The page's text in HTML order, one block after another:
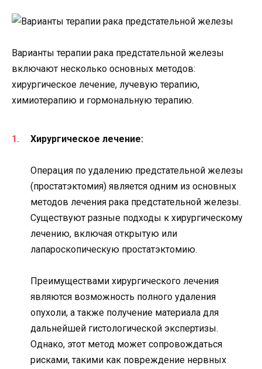
Варианты терапии рака предстательной железы
включают несколько основных методов:
хирургическое лечение, лучевую терапию,
химиотерапию и гормональную терапию.
Хирургическое лечение:
Операция по удалению предстательной железы
(простатэктомия) является одним из основных
методов лечения рака предстательной железы.
Существуют разные подходы к хирургическому
лечению, включая открытую или
лапароскопическую простатэктомию.
Преимуществами хирургического лечения
являются возможность полного удаления
опухоли, а также получение материала для
дальнейшей гистологической экспертизы.
Однако, этот метод может сопровождаться
рисками, такими как повреждение нервных